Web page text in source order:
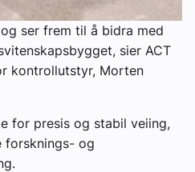
ser frem til å bidra med
sier ACT
kontrollutstyr, Morten
for presis og stabil veiing,
forsknings- og